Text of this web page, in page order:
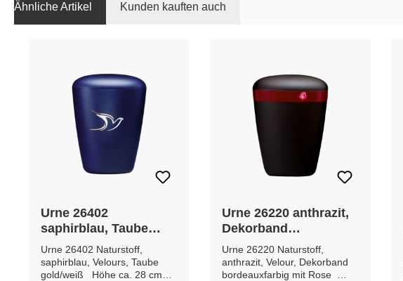
Ähnliche Artikel Kunden kauften auch
Urne 26402
saphirblau, Taube
gold/weiß
Urne 26402 Naturstoff,
saphirblau, Velours, Taube
gold/weiß Höhe ca. 28 cm
Urne 26220 anthrazit,
Dekorband
bordeauxfarbig mit
Rose
Urne 26220 Naturstoff,
anthrazit, Velour, Dekorband
bordeauxfarbig mit Rose